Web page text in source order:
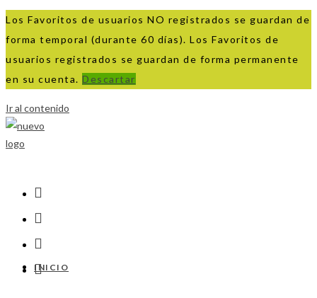
Los Favoritos de usuarios NO registrados se guardan de
forma temporal (durante 60 días). Los Favoritos de
usuarios registrados se guardan de forma permanente
en su cuenta. Descartar
Ir al contenido
INICIO